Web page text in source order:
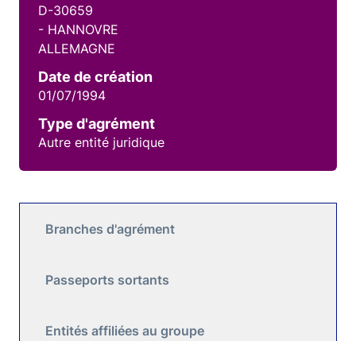
D-30659
- HANNOVRE
ALLEMAGNE
Date de création
01/07/1994
Type d'agrément
Autre entité juridique
Branches d'agrément
Passeports sortants
Entités affiliées au groupe